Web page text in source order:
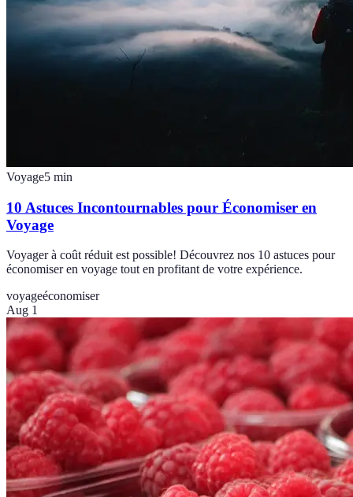
Voyage5 min
10 Astuces Incontournables pour Économiser en
Voyage
Voyager à coût réduit est possible! Découvrez nos 10 astuces pour
économiser en voyage tout en profitant de votre expérience.
voyageéconomiser
Aug 1